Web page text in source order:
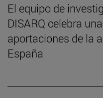
El equipo de
DISARQ celebra
aportaciones de la
España